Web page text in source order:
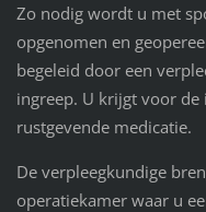
Zo nodig wordt u met
opgenomen en
begeleid door een
ingreep. U krijgt voor
rustgevende medicatie.
De verpleegkundige
operatiekamer waar u